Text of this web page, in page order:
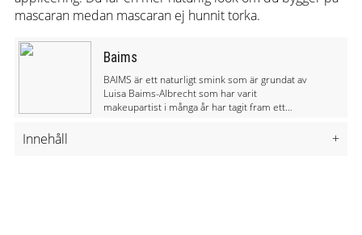
mascaran medan mascaran ej hunnit torka.
Baims
BAIMS är ett naturligt smink som är grundat av
Luisa Baims-Albrecht som har varit
makeupartist i många år har tagit fram ett
Innehåll +